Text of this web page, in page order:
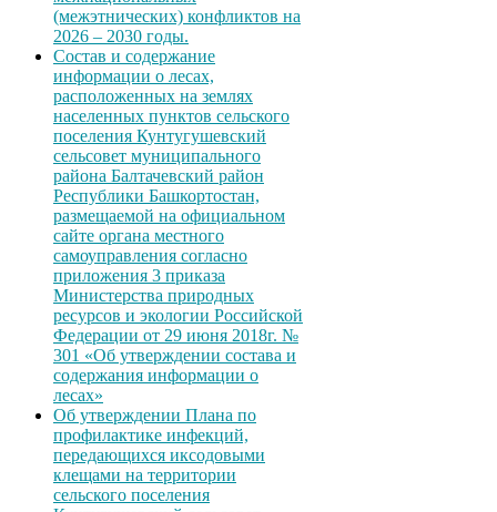
(межэтнических) конфликтов на
2026 – 2030 годы.
Состав и содержание
информации о лесах,
расположенных на землях
населенных пунктов сельского
поселения Кунтугушевский
сельсовет муниципального
района Балтачевский район
Республики Башкортостан,
размещаемой на официальном
сайте органа местного
самоуправления согласно
приложения 3 приказа
Министерства природных
ресурсов и экологии Российской
Федерации от 29 июня 2018г. №
301 «Об утверждении состава и
содержания информации о
лесах»
Об утверждении Плана по
профилактике инфекций,
передающихся иксодовыми
клещами на территории
сельского поселения